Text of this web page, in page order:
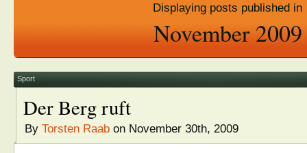
Displaying posts published in
November 2009
Sport
Der Berg ruft
By Torsten Raab on November 30th, 2009